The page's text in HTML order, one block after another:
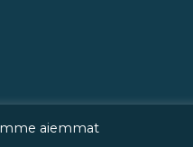
aiemmat